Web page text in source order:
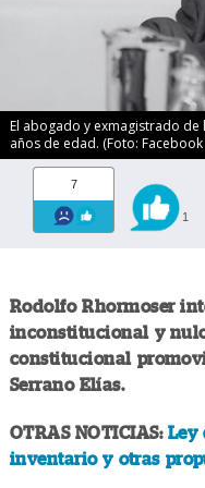
El abogado y exmagistrado de
años de edad. (Foto:
7
1
Rodolfo Rhormoser
inconstitucional y
constitucional
Serrano Elías.
OTRAS NOTICIAS: Ley
inventario y otras